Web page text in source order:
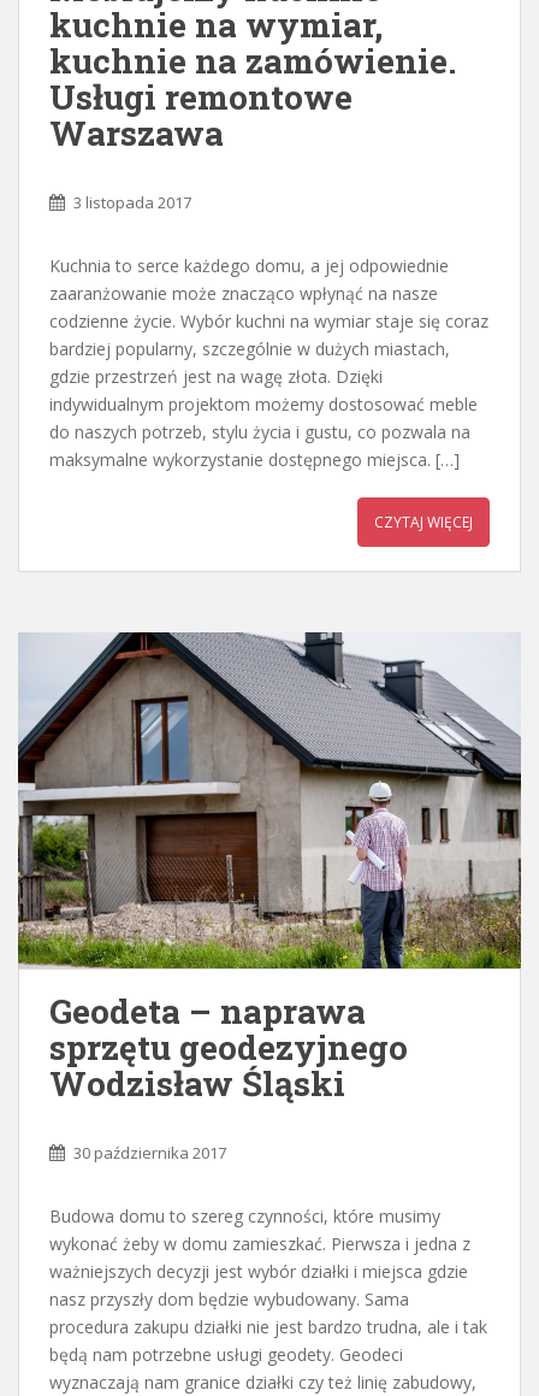
kuchnie na wymiar,
kuchnie na zamówienie.
Usługi remontowe
Warszawa
3 listopada 2017
Kuchnia to serce każdego domu, a jej odpowiednie
zaaranżowanie może znacząco wpłynąć na nasze
codzienne życie. Wybór kuchni na wymiar staje się coraz
bardziej popularny, szczególnie w dużych miastach,
gdzie przestrzeń jest na wagę złota. Dzięki
indywidualnym projektom możemy dostosować meble
do naszych potrzeb, stylu życia i gustu, co pozwala na
maksymalne wykorzystanie dostępnego miejsca. […]
CZYTAJ WIĘCEJ
Geodeta – naprawa
sprzętu geodezyjnego
Wodzisław Śląski
30 października 2017
Budowa domu to szereg czynności, które musimy
wykonać żeby w domu zamieszkać. Pierwsza i jedna z
ważniejszych decyzji jest wybór działki i miejsca gdzie
nasz przyszły dom będzie wybudowany. Sama
procedura zakupu działki nie jest bardzo trudna, ale i tak
będą nam potrzebne usługi geodety. Geodeci
wyznaczają nam granice działki czy też linię zabudowy,